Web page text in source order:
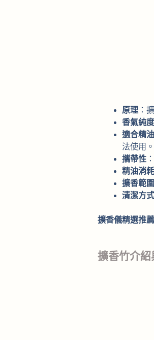
原理 ：
香氣純度
適合精油
法使用。
攜帶性
精油消
擴香範圍
清潔方式
擴香儀精選推薦
擴香竹介紹